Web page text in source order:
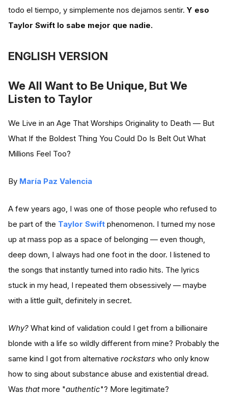
todo el tiempo, y simplemente nos dejamos sentir. Y eso
Taylor Swift lo sabe mejor que nadie.
ENGLISH VERSION
We All Want to Be Unique, But We
Listen to Taylor
We Live in an Age That Worships Originality to Death — But
What If the Boldest Thing You Could Do Is Belt Out What
Millions Feel Too?
By María Paz Valencia
A few years ago, I was one of those people who refused to
be part of the Taylor Swift phenomenon. I turned my nose
up at mass pop as a space of belonging — even though,
deep down, I always had one foot in the door. I listened to
the songs that instantly turned into radio hits. The lyrics
stuck in my head, I repeated them obsessively — maybe
with a little guilt, definitely in secret.
Why? What kind of validation could I get from a billionaire
blonde with a life so wildly different from mine? Probably the
same kind I got from alternative rockstars who only know
how to sing about substance abuse and existential dread.
Was that more "authentic"? More legitimate?